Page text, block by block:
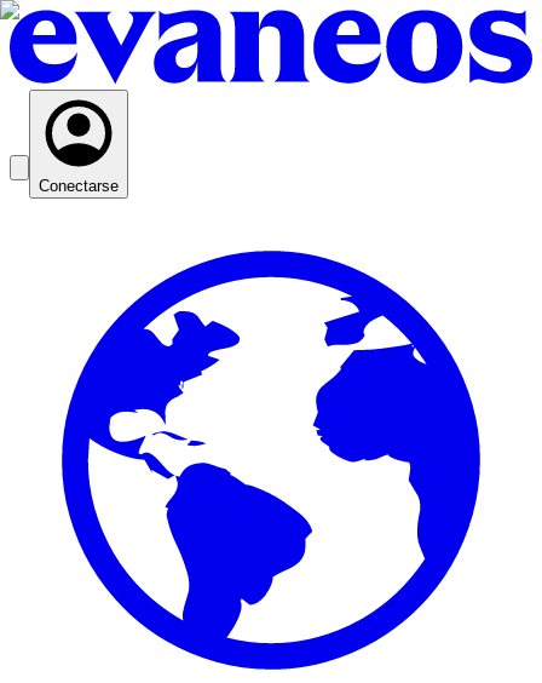
Conectarse